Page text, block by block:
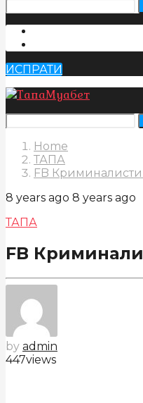
ИСПРАТИ
Home
ТАПА
FB
8 years ago 8 years ago
ТАПА
FB
by admin
447views